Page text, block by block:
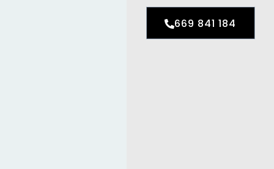
669 841 184